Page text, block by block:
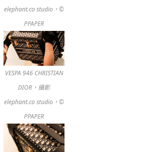
elephant.co studio，©
PPAPER
VESPA 946 CHRISTIAN
DIOR，攝影
elephant.co studio，©
PPAPER